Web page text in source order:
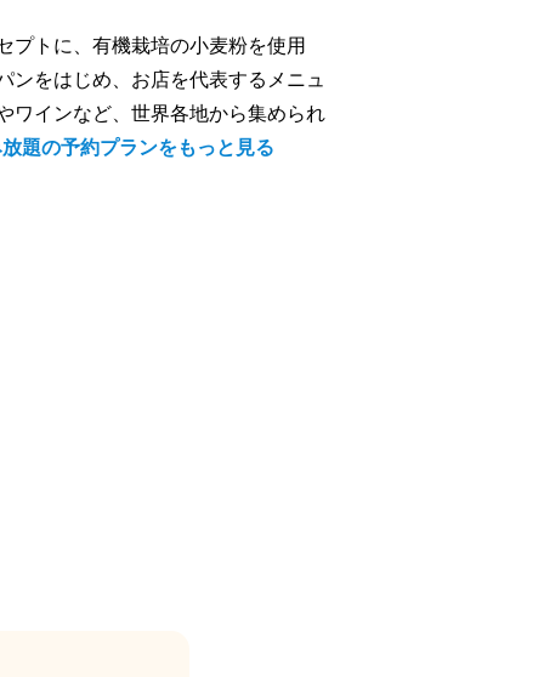
プトに、有機栽培の小麦粉を使用
ンをはじめ、お店を代表するメニュ
ワインなど、世界各地から集められ
題の予約プランをもっと見る